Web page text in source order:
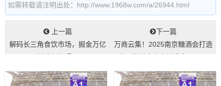
如需转载请注明出处：http://www.1968w.com/a/26944.html
上一篇
解码长三角食饮市场，掘金万亿
下一篇
万商云集！2025南京糖酒会打造
+新品等...